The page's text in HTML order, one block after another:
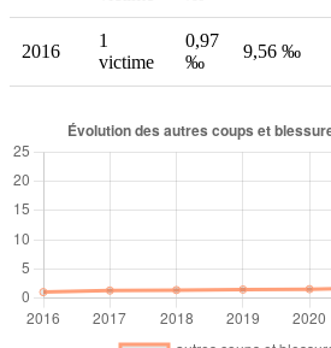
2016
1
victime
0,97
‰
9,56 ‰